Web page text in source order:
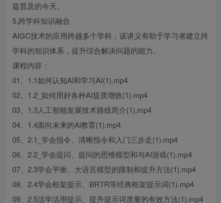
益普及的今天。
5.跨学科知识融合
AIGC技术的应用跨越多个学科，该讲义有助于学习者建立跨
学科的知识体系，提升综合解决问题的能力。
课程内容：
01、1.1如何认知Al和学习AI(1).mp4
02、1.2_如何用好各种AI提质增效(1).mp4
03、1.3人工智能发展技术路线简介(1).mp4
04、1.4面向未来的Al教育(1).mp4
05、2.1_学会指令、清晰指令和入门三步走(1).mp4
06、2.2_学会提问、提问的思维模型和与AI游戏(1).mp4
07、2.3学会平衡、大语言模型的限制和提升方法(1).mp4
08、2.4学会框架提示、BRTR等经典框架提示词(1).mp4
09、2.5活学活用提示、提升提示词质量的有效方法(1).mp4